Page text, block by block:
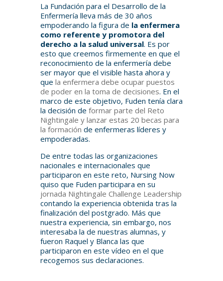
La Fundación para el Desarrollo de la
Enfermería lleva más de 30 años
empoderando la figura de la enfermera
como referente y promotora del
derecho a la salud universal. Es por
esto que creemos firmemente en que el
reconocimiento de la enfermería debe
ser mayor que el visible hasta ahora y
que la enfermera debe ocupar puestos
de poder en la toma de decisiones. En el
marco de este objetivo, Fuden tenía clara
la decisión de formar parte del Reto
Nightingale y lanzar estas 20 becas para
la formación de enfermeras líderes y
empoderadas.
De entre todas las organizaciones
nacionales e internacionales que
participaron en este reto, Nursing Now
quiso que Fuden participara en su
jornada Nightingale Challenge Leadership
contando la experiencia obtenida tras la
finalización del postgrado. Más que
nuestra experiencia, sin embargo, nos
interesaba la de nuestras alumnas, y
fueron Raquel y Blanca las que
participaron en este vídeo en el que
recogemos sus declaraciones.